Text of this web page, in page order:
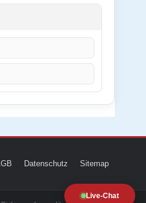
Live-Chat
Datenschutz Sitemap